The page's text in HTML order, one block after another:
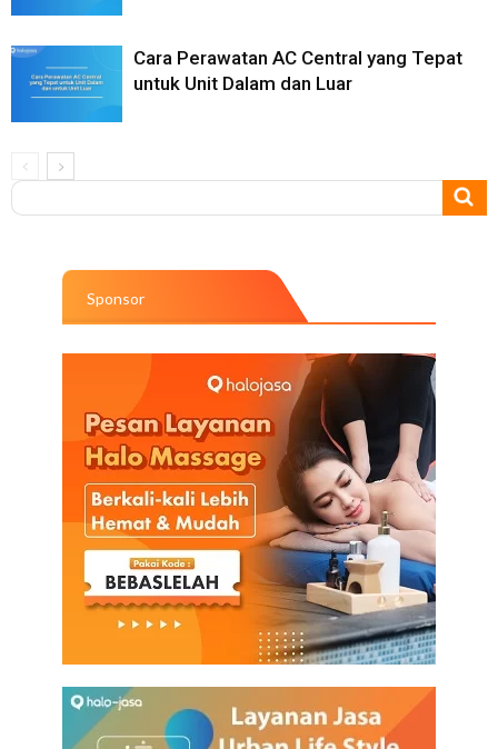
Cara Perawatan AC Central yang Tepat
untuk Unit Dalam dan Luar
Sponsor